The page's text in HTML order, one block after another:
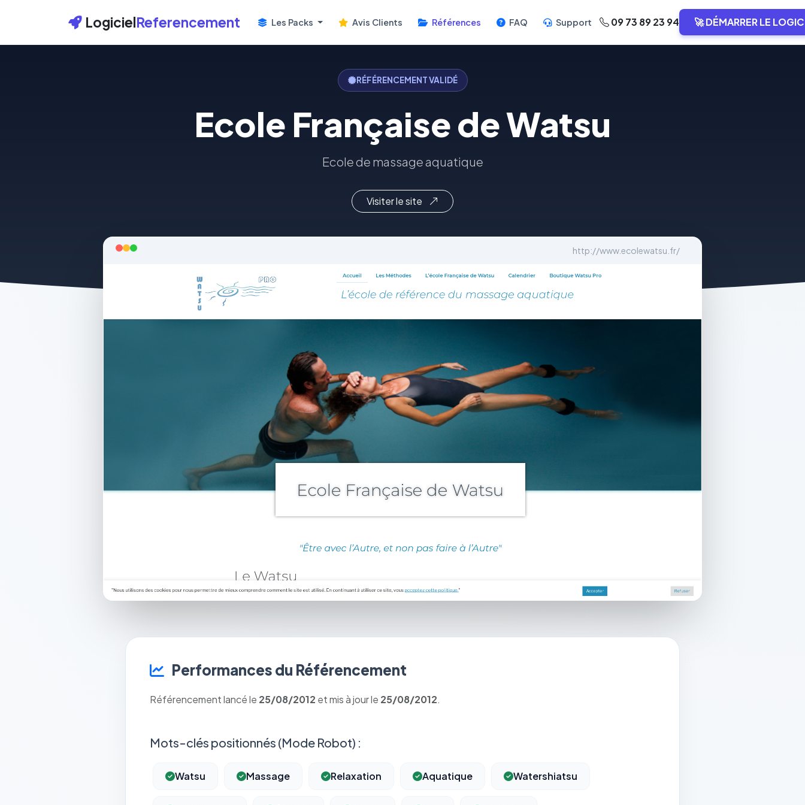
LogicielReferencement Les Packs Avis Clients Références FAQ Support 09 73 89 23 94 🚀 DÉMARRER LE
RÉFÉRENCEMENT VALIDÉ
Ecole Française de Watsu
Ecole de massage aquatique
Visiter le site
http://www.ecolewatsu.fr/
Performances du Référencement
Référencement lancé le 25/08/2012 et mis à jour le 25/08/2012.
Mots-clés positionnés (Mode Robot) :
Watsu Massage Relaxation Aquatique Watershiatsu